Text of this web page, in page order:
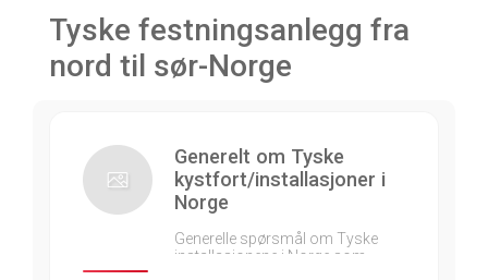
Tyske festningsanlegg fra
nord til sør-Norge
Generelt om Tyske
kystfort/installasjoner i
Norge
Generelle spørsmål om Tyske
installasjonene i Norge som…